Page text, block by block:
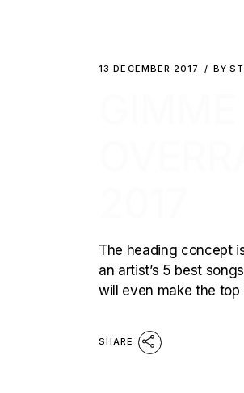
13 DECEMBER 2017 BY
The heading concept
an artist’s 5 best
will even make the top
SHARE